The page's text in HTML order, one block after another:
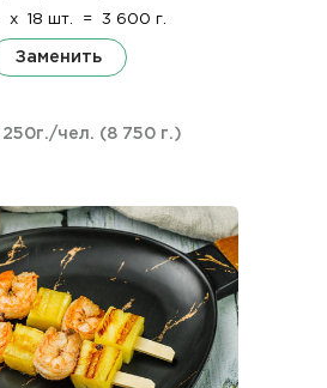
x 18 шт. = 3 600 г.
Заменить
250г./чел. (8 750 г.)